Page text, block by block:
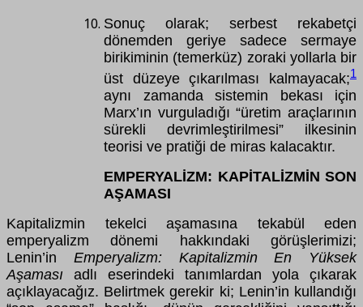
Sonuç olarak; serbest rekabetçi
dönemden geriye sadece sermaye
birikiminin (temerküz) zoraki yollarla bir
üst düzeye çıkarılması kalmayacak;1
aynı zamanda sistemin bekası için
Marx’ın vurguladığı “üretim araçlarının
sürekli devrimleştirilmesi” ilkesinin
teorisi ve pratiği de miras kalacaktır.
EMPERYALİZM: KAPİTALİZMİN SON
AŞAMASI
Kapitalizmin tekelci aşamasına tekabül eden
emperyalizm dönemi hakkındaki görüşlerimizi;
Lenin’in Emperyalizm: Kapitalizmin En Yüksek
Aşaması adlı eserindeki tanımlardan yola çıkarak
açıklayacağız. Belirtmek gerekir ki; Lenin’in kullandığı